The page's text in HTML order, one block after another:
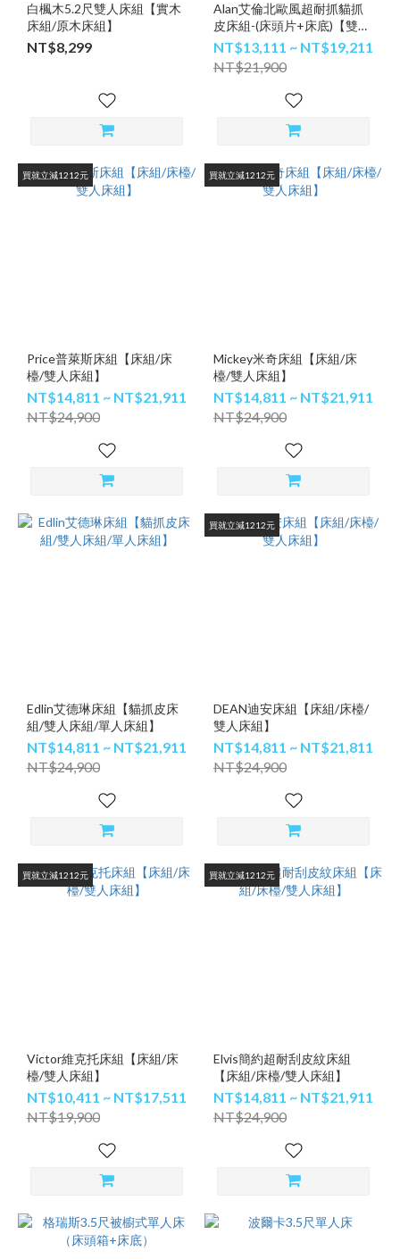
白楓木5.2尺雙人床組【實木
床組/原木床組】
NT$8,299
Alan艾倫北歐風超耐抓貓抓
皮床組-(床頭片+床底)【雙人
床組/雙人加大床組】
NT$13,111 ~ NT$19,211
NT$21,900
買就立減1212元
Price普萊斯床組【床組/床
檯/雙人床組】
NT$14,811 ~ NT$21,911
NT$24,900
買就立減1212元
Mickey米奇床組【床組/床
檯/雙人床組】
NT$14,811 ~ NT$21,911
NT$24,900
Edlin艾德琳床組【貓抓皮床
組/雙人床組/單人床組】
NT$14,811 ~ NT$21,911
NT$24,900
買就立減1212元
DEAN迪安床組【床組/床檯/
雙人床組】
NT$14,811 ~ NT$21,811
NT$24,900
買就立減1212元
Victor維克托床組【床組/床
檯/雙人床組】
NT$10,411 ~ NT$17,511
NT$19,900
買就立減1212元
Elvis簡約超耐刮皮紋床組
【床組/床檯/雙人床組】
NT$14,811 ~ NT$21,911
NT$24,900